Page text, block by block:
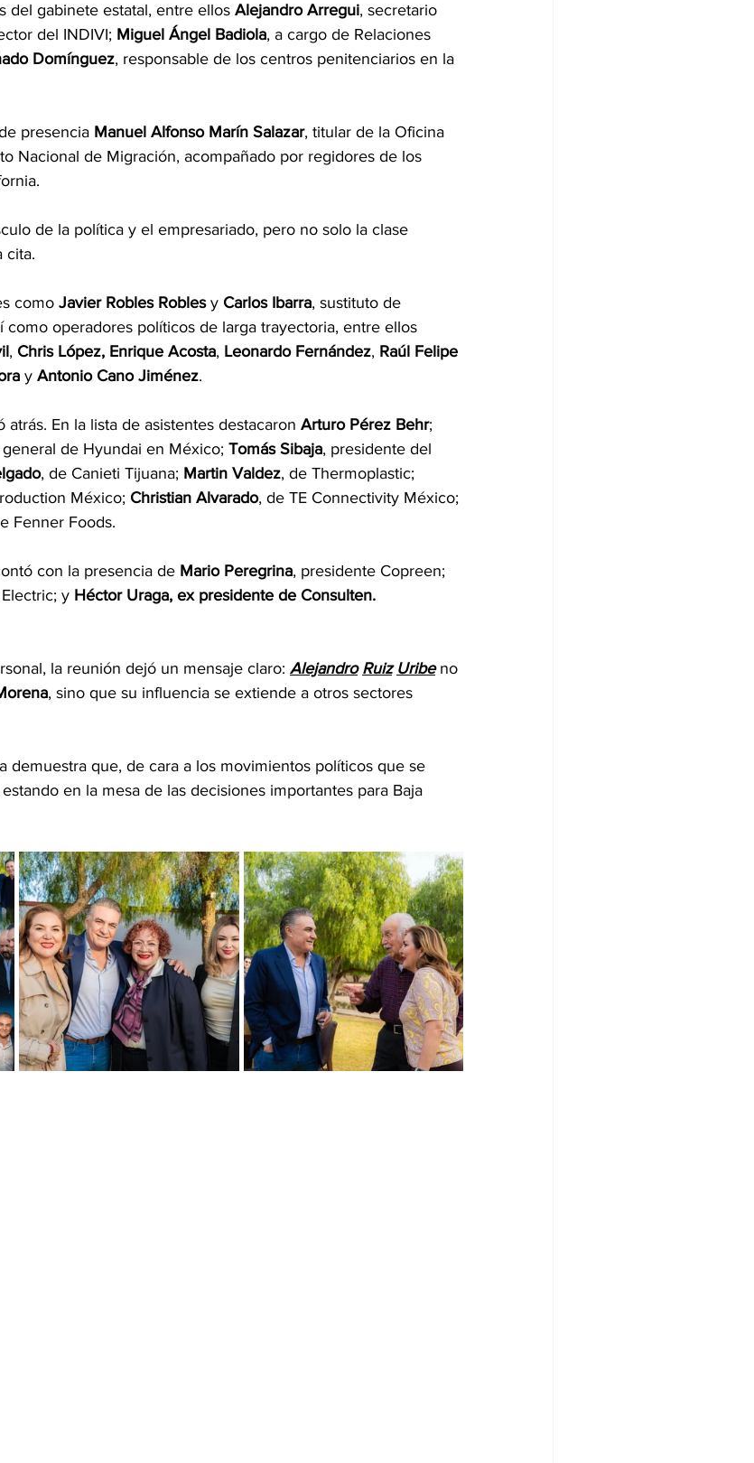
del gabinete estatal, entre ellos Alejandro Arregui, secretario
del INDIVI; Miguel Ángel Badiola, a cargo de Relaciones
Domínguez, responsable de los centros penitenciarios en la
presencia Manuel Alfonso Marín Salazar, titular de la Oficina
Nacional de Migración, acompañado por regidores de los
de la política y el empresariado, pero no solo la clase
cita.
como Javier Robles Robles y Carlos Ibarra, sustituto de
como operadores políticos de larga trayectoria, entre ellos
, Chris López, Enrique Acosta, Leonardo Fernández, Raúl Felipe
y Antonio Cano Jiménez.
En la lista de asistentes destacaron Arturo Pérez Behr;
de Hyundai en México; Tomás Sibaja, presidente del
, de Canieti Tijuana; Martin Valdez, de Thermoplastic;
México; Christian Alvarado, de TE Connectivity México;
Fenner Foods.
con la presencia de Mario Peregrina, presidente Copreen;
y Héctor Uraga, ex presidente de Consulten.
la reunión dejó un mensaje claro: Alejandro Ruiz Uribe no
, sino que su influencia se extiende a otros sectores
demuestra que, de cara a los movimientos políticos que se
en la mesa de las decisiones importantes para Baja